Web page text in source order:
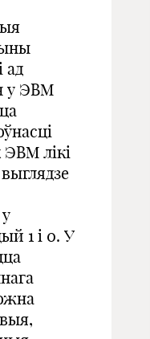
ад
у ЭВМ
ЭВМ лікі
1 і 0. У